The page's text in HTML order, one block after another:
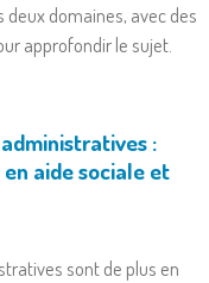
domaines, avec des
approfondir le sujet.
:
aide sociale et
sont de plus en